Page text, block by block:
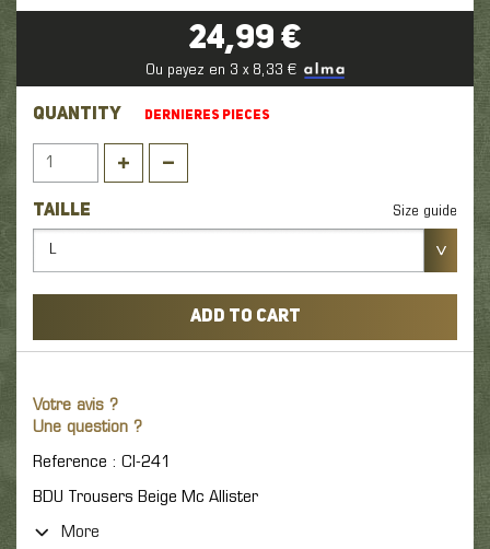
24,99 €
Ou payez en 3 x 8,33 €
QUANTITY DERNIERES PIECES
TAILLE Size guide
L
ADD TO CART
Votre avis ?
Une question ?
Reference : CI-241
BDU Trousers Beige Mc Allister
More